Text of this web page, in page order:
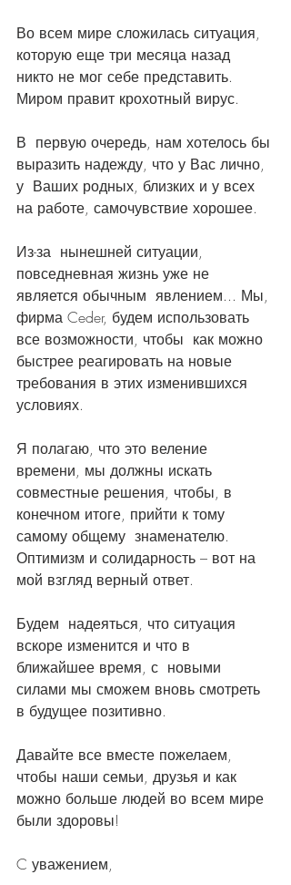
Во всем мире сложилась ситуация,
которую еще три месяца назад
никто не мог себе представить.
Миром правит крохотный вирус.
В  первую очередь, нам хотелось бы
выразить надежду, что у Вас лично,
у  Ваших родных, близких и у всех
на работе, самочувствие хорошее.
Из-за  нынешней ситуации,
повседневная жизнь уже не
является обычным  явлением... Мы,
фирма Ceder, будем использовать
все возможности, чтобы  как можно
быстрее реагировать на новые
требования в этих изменившихся
условиях.
Я полагаю, что это веление
времени, мы должны искать
совместные решения, чтобы, в
конечном итоге, прийти к тому
самому общему  знаменателю.
Оптимизм и солидарность – вот на
мой взгляд верный ответ.
Будем  надеяться, что ситуация
вскоре изменится и что в
ближайшее время, с  новыми
силами мы сможем вновь смотреть
в будущее позитивно.
Давайте все вместе пожелаем,
чтобы наши семьи, друзья и как
можно больше людей во всем мире
были здоровы!
C уважением,